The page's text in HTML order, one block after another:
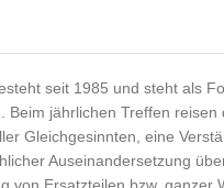
seit 1985 und steht als
Beim jährlichen Treffen
Gleichgesinnten, eine
Auseinandersetzung